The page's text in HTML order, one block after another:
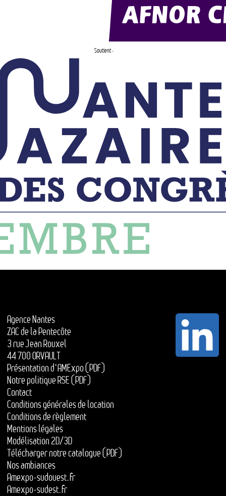
Soutient :
Agence Nantes
ZAC de la Pentecôte
3 rue Jean Rouxel
44 700 ORVAULT
Présentation d'AMExpo (PDF)
Notre politique RSE (PDF)
Contact
Conditions générales de location
Conditions de règlement
Mentions légales
Modélisation 2D/3D
Télécharger notre catalogue (PDF)
Nos ambiances
Amexpo-sudouest.fr
Amexpo-sudest.fr